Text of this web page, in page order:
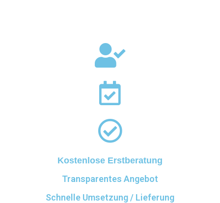
Kostenlose Erstberatung
Transparentes Angebot
Schnelle Umsetzung / Lieferung